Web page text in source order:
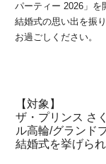
パーティー 2026」を
結婚式の思い出を振
お過ごしください。
【対象】
ザ・プリンス さ
ル高輪/グランド
結婚式を挙げら